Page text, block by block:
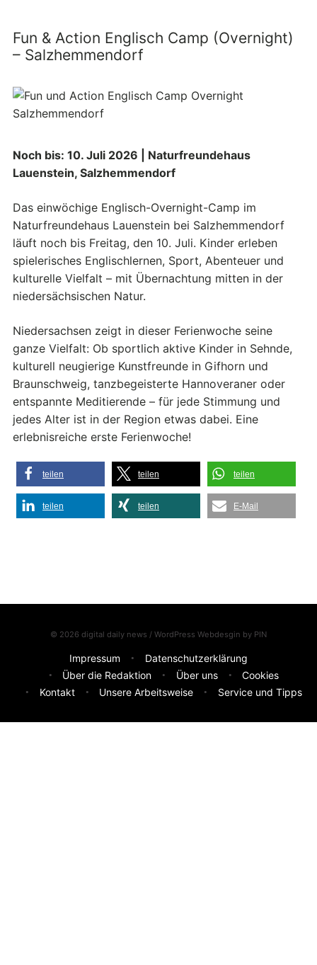
Fun & Action Englisch Camp (Overnight)
– Salzhemmendorf
Noch bis: 10. Juli 2026 | Naturfreundehaus
Lauenstein, Salzhemmendorf
Das einwöchige Englisch-Overnight-Camp im
Naturfreundehaus Lauenstein bei Salzhemmendorf
läuft noch bis Freitag, den 10. Juli. Kinder erleben
spielerisches Englischlernen, Sport, Abenteuer und
kulturelle Vielfalt – mit Übernachtung mitten in der
niedersächsischen Natur.
Niedersachsen zeigt in dieser Ferienwoche seine
ganze Vielfalt: Ob sportlich aktive Kinder in Sehnde,
kulturell neugierige Kunstfreunde in Gifhorn und
Braunschweig, tanzbegeisterte Hannoveraner oder
entspannte Meditierende – für jede Stimmung und
jedes Alter ist in der Region etwas dabei. Eine
erlebnisreiche erste Ferienwoche!
teilen teilen teilen
teilen teilen E-Mail
© 2026 digital daily news / WordPress Webdesgin by PIN
Impressum
Datenschutzerklärung
Über die Redaktion
Über uns
Cookies
Kontakt
Unsere Arbeitsweise Service und Tipps